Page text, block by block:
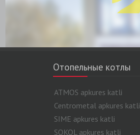
Отопельные котлы
ATMOS apkures katli
Centrometal apkures katli
SIME apkures katli
SOKOL apkures katli